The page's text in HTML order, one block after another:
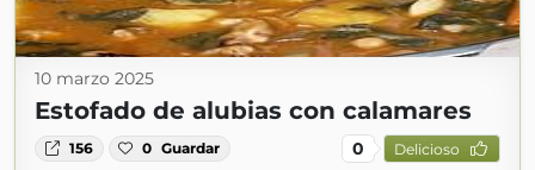
10 marzo 2025
Estofado de alubias con calamares
156 0 Guardar 0 Delicioso